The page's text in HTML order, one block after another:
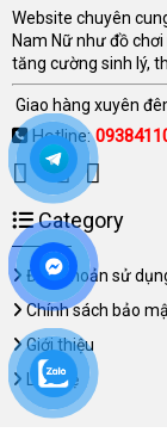
Website chuyên
Nam Nữ như đồ
tăng cường sinh lý,
Giao hàng xuyên
Hotline:
Category
Điều khoản sử
Chính sách bảo
Giới thiệu
Liên hệ